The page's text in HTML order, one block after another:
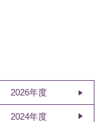
2026年度
2024年度